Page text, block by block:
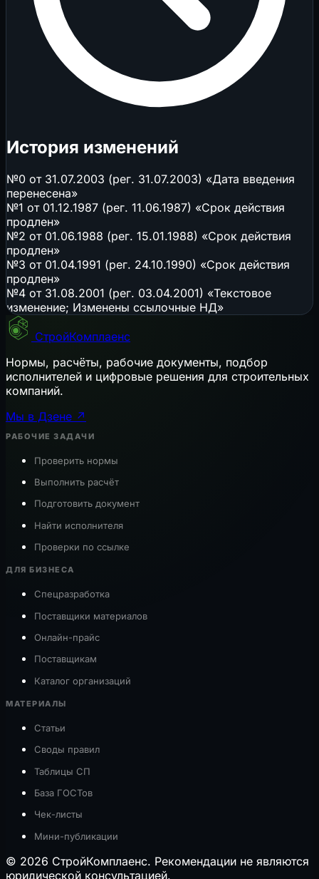
История изменений
№0 от 31.07.2003 (рег. 31.07.2003) «Дата введения
перенесена»
№1 от 01.12.1987 (рег. 11.06.1987) «Срок действия
продлен»
№2 от 01.06.1988 (рег. 15.01.1988) «Срок действия
продлен»
№3 от 01.04.1991 (рег. 24.10.1990) «Срок действия
продлен»
№4 от 31.08.2001 (рег. 03.04.2001) «Текстовое
изменение; Изменены ссылочные НД»
СтройКомплаенс
Нормы, расчёты, рабочие документы, подбор
исполнителей и цифровые решения для строительных
компаний.
Мы в Дзене ↗
РАБОЧИЕ ЗАДАЧИ
Проверить нормы
Выполнить расчёт
Подготовить документ
Найти исполнителя
Проверки по ссылке
ДЛЯ БИЗНЕСА
Спецразработка
Поставщики материалов
Онлайн-прайс
Поставщикам
Каталог организаций
МАТЕРИАЛЫ
Статьи
Своды правил
Таблицы СП
База ГОСТов
Чек-листы
Мини-публикации
© 2026 СтройКомплаенс. Рекомендации не являются
юридической консультацией.